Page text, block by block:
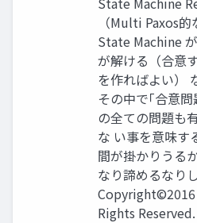
（Multi Paxos
State Machine
が解ける（合意
を作ればよい）
その中で｢合意
の全ての問題も
な い事を意味す
間が掛かりうる
なり諦めるなり
Rights